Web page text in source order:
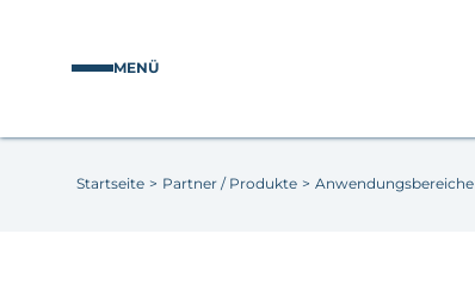
MENÜ
Startseite > Partner / Produkte > Anwendungsbereiche